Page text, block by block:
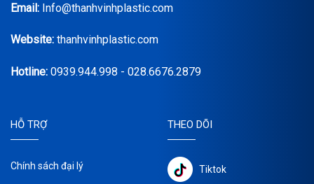
Email: Info@thanhvinhplastic.com
Website: thanhvinhplastic.com
Hotline: 0939.944.998 - 028.6676.2879
HỖ TRỢ
Chính sách đại lý
THEO DÕI
Tiktok